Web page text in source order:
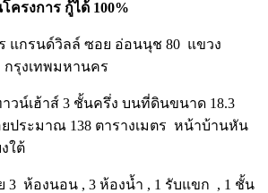
รงการ กู้ได้ 100%
แกรนด์วิลล์ ซอย อ่อนนุช 80 แขวง
กรุงเทพมหานคร
วน์เฮ้าส์ 3 ชั้นครึ่ง บนที่ดินขนาด 18.3
ประมาณ 138 ตารางเมตร หน้าบ้านหัน
ใต้
3 ห้องนอน , 3 ห้องน้ำ , 1 รับแขก , 1 ชั้น